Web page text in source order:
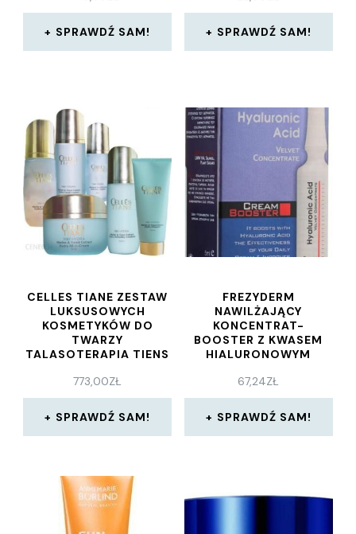
SPRAWDŹ SAM! SPRAWDŹ SAM!
CELLES TIANE ZESTAW
LUKSUSOWYCH
KOSMETYKÓW DO
TWARZY
TALASOTERAPIA TIENS
773,00ZŁ
SPRAWDŹ SAM!
FREZYDERM
NAWILŻAJĄCY
KONCENTRAT-
BOOSTER Z KWASEM
HIALURONOWYM
CREAM BOOSTER 5ML
67,24ZŁ
SPRAWDŹ SAM!